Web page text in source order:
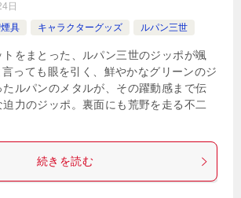
日
具
キャラクターグッズ ルパン三世
をまとった、ルパン三世のジッポが颯
っても眼を引く、鮮やかなグリーンのジ
たルパンのメタルが、その躍動感まで伝
力のジッポ。裏面にも荒野を走る不二
続きを読む